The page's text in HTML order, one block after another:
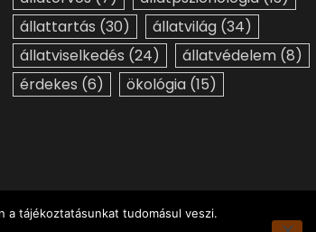
állattartás (30) állatvilág (34)
állatviselkedés (24) állatvédelem (8)
érdekes (6) ökológia (15)
a tájékoztatásunkat tudomásul veszi.